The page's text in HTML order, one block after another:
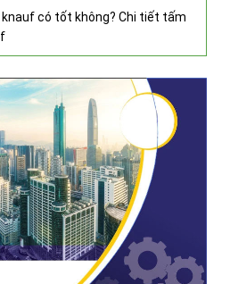
có tốt không? Chi tiết tấm